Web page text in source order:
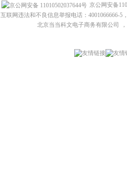
京公网安备
互联网违法和不良信息举报电话：4001066666-5
北京当当科文电子商务有限公司